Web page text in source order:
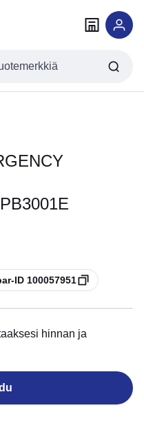
ID 100057951
hinnan ja